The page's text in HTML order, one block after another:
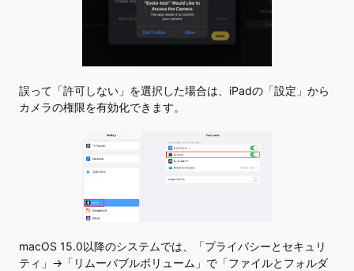
誤って「許可しない」を選択した場合は、iPadの「設定」から
カメラの権限を有効化できます。
macOS 15.0以降のシステムでは、「プライバシーとセキュリ
ティ」->「リムーバブルボリューム」で「ファイルとフォルダ